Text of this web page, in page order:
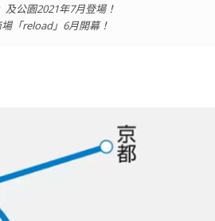
及公園2021年7月登場！
「reload」6月開幕！